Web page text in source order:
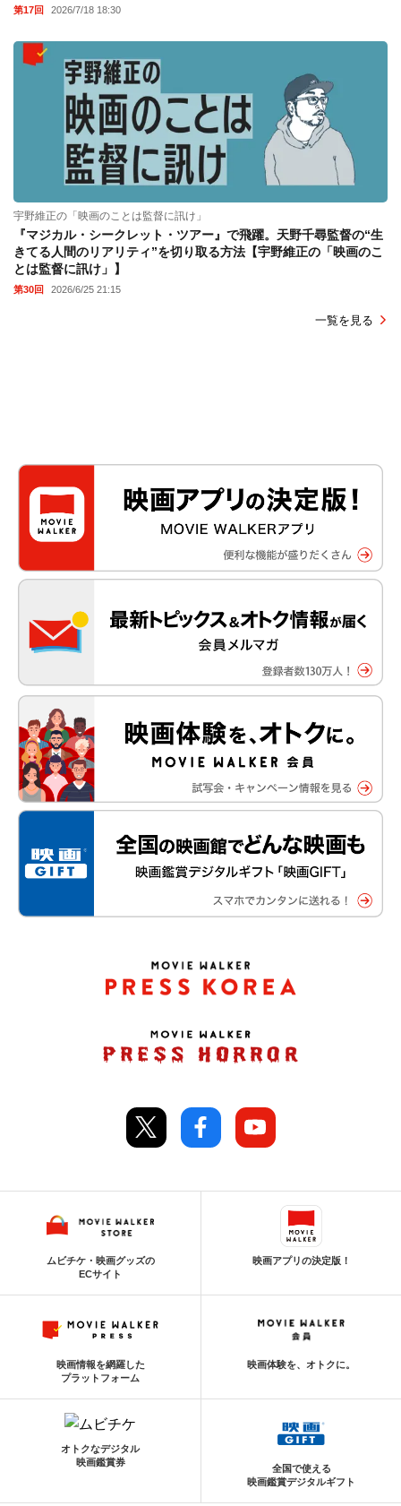
第17回 2026/7/18 18:30
宇野維正の「映画のことは監督に訊け」
『マジカル・シークレット・ツアー』で飛躍。天野千尋監督の“生
きてる人間のリアリティ”を切り取る方法【宇野維正の「映画のこ
とは監督に訊け」】
第30回 2026/6/25 21:15
一覧を見る
ムビチケ・映画グッズの
ECサイト
映画アプリの決定版！
映画情報を網羅した
プラットフォーム
映画体験を、オトクに。
オトクなデジタル
映画鑑賞券
全国で使える
映画鑑賞デジタルギフト